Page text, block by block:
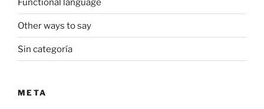
Functional language
Other ways to say
Sin categoría
META